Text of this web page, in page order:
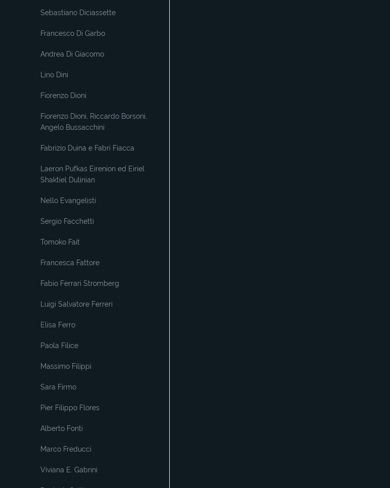
Sebastiano Diciassette
Francesco Di Garbo
Andrea Di Giacomo
Lino Dini
Fiorenzo Dioni
Fiorenzo Dioni, Riccardo Borsoni,
Angelo Bussacchini
Fabrizio Duina e Fabri Fiacca
Laeron Pufkas Eirenion ed Eiriel
Shaktiel Dulinian
Nello Evangelisti
Sergio Facchetti
Tomoko Fait
Francesca Fattore
Fabio Ferrari Stromberg
Luigi Salvatore Ferreri
Elisa Ferro
Paola Filice
Massimo Filippi
Sara Firmo
Pier Filippo Flores
Alberto Fonti
Marco Freducci
Viviana E. Gabrini